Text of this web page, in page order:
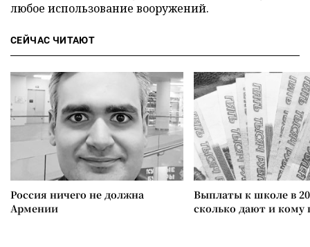
любое использование вооружений.
СЕЙЧАС ЧИТАЮТ
Россия ничего не должна
Армении
Выплаты к школе в
сколько дают и